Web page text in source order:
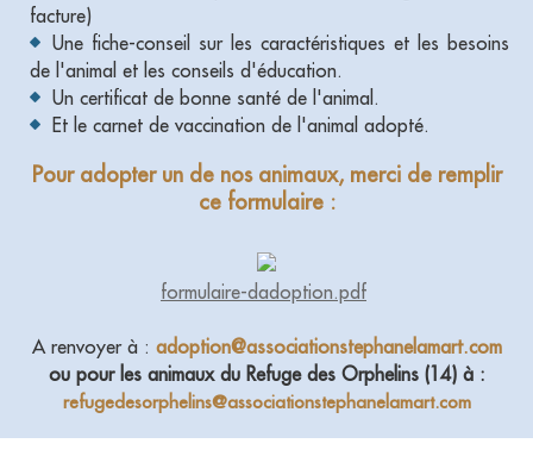
facture)
Une fiche-conseil sur les caractéristiques et les besoins
de l'animal et les conseils d'éducation.
Un certificat de bonne santé de l'animal.
Et le carnet de vaccination de l'animal adopté.
Pour adopter un de nos animaux, merci de remplir
ce formulaire :
formulaire-dadoption.pdf
A renvoyer à : adoption@associationstephanelamart.com
ou pour les animaux du Refuge des Orphelins (14) à :
refugedesorphelins@associationstephanelamart.com